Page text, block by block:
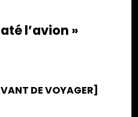
l’avion »
DE VOYAGER]